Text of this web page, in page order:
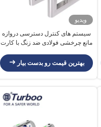
ویدیو
سیستم های کنترل دسترسی دروازه
مانع چرخشی فولادی ضد زنگ با کارت
بهترین قیمت رو بدست بیار